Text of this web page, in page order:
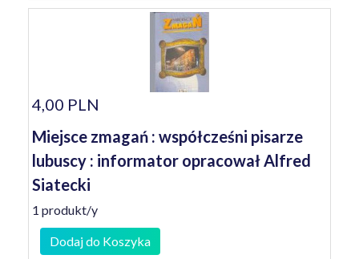
4,00 PLN
Miejsce zmagań : współcześni pisarze
lubuscy : informator opracował Alfred
Siatecki
1 produkt/y
Dodaj do Koszyka